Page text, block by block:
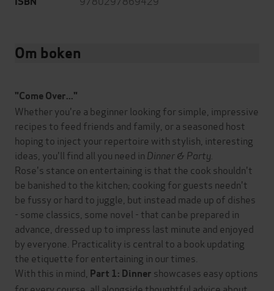
Om boken
"Come Over..."
Whether you're a beginner looking for simple, impressive
recipes to feed friends and family, or a seasoned host
hoping to inject your repertoire with stylish, interesting
ideas, you'll find all you need in Dinner & Party.
Rose's stance on entertaining is that the cook shouldn't
be banished to the kitchen; cooking for guests needn't
be fussy or hard to juggle, but instead made up of dishes
- some classics, some novel - that can be prepared in
advance, dressed up to impress last minute and enjoyed
by everyone. Practicality is central to a book updating
the etiquette for entertaining in our times.
With this in mind, Part 1: Dinner showcases easy options